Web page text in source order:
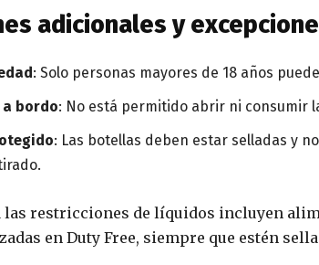
adicionales y
: Solo personas mayores de 18 años
a bordo: No está permitido abrir ni consumir
: Las botellas deben estar selladas y
las restricciones de líquidos incluyen
en Duty Free, siempre que estén